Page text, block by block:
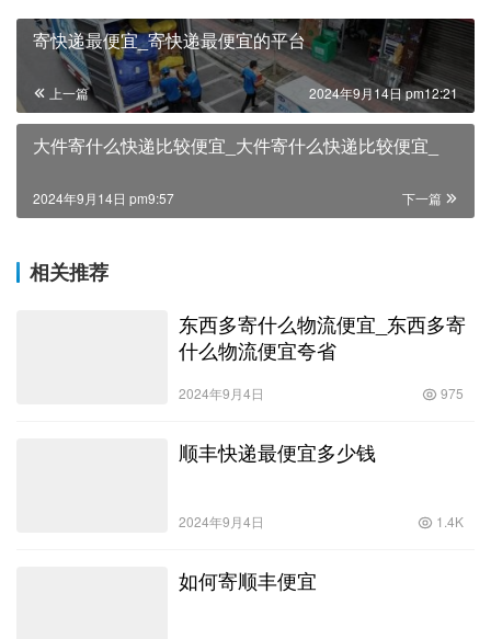
寄快递最便宜_寄快递最便宜的平台
上一篇 2024年9月14日 pm12:21
大件寄什么快递比较便宜_大件寄什么快递比较便宜_
下一篇
2024年9月14日 pm9:57
相关推荐
东西多寄什么物流便宜_东西多寄
什么物流便宜夸省
2024年9月4日 975
顺丰快递最便宜多少钱
2024年9月4日 1.4K
如何寄顺丰便宜